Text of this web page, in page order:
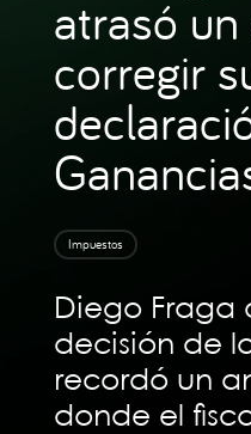
atrasó
corregir
Impuestos
Diego Fraga
decisión de
recordó un
donde el